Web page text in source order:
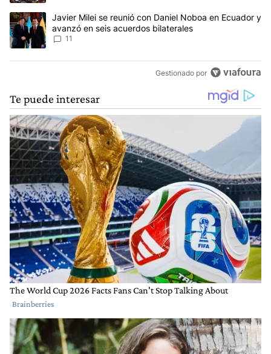
Un artículo de tendencia con el título "Javier Milei se reunió con
Javier Milei se reunió con Daniel Noboa en Ecuador y
avanzó en seis acuerdos bilaterales
11
Gestionado por